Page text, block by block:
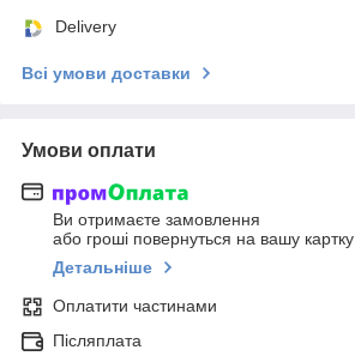
Delivery
Всі умови доставки
Умови оплати
Ви отримаєте замовлення
або гроші повернуться на вашу картку
Детальніше
Оплатити частинами
Післяплата